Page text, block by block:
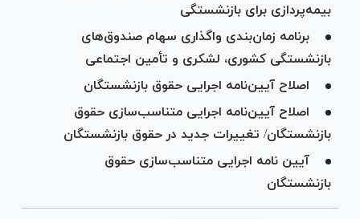
بیمه‌پردازی برای بازنشستگی
برنامه زمان‌بندی واگذاری سهام صندوق‌های
بازنشستگی کشوری، لشکری و تأمین اجتماعی
اصلاح آیین‌نامه اجرایی حقوق بازنشستگان
اصلاح آیین‌نامه اجرایی متناسب‌سازی حقوق
بازنشستگان/ تغییرات جدید در حقوق بازنشستگان
آیین نامه اجرایی متناسب‌سازی حقوق
بازنشستگان